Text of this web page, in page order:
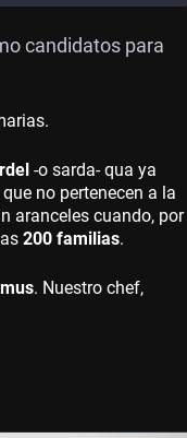
candidatos para
-o sarda- qua ya
no pertenecen a la
aranceles cuando, por
200 familias.
. Nuestro chef,